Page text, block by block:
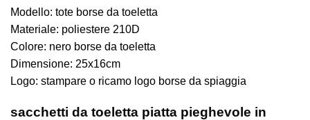
Modello: tote borse da toeletta
Materiale: poliestere 210D
Colore: nero borse da toeletta
Dimensione: 25x16cm
Logo: stampare o ricamo logo borse da spiaggia
sacchetti da toeletta piatta pieghevole in